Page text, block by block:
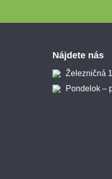
Nájdete nás
Železničná
Pondelok –